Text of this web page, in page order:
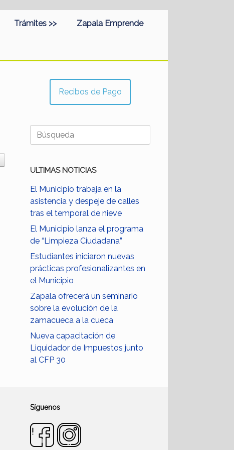
Trámites >> Zapala Emprende
Recibos de Pago
Buscar:
ULTIMAS NOTICIAS
El Municipio trabaja en la
asistencia y despeje de calles
tras el temporal de nieve
El Municipio lanza el programa
de “Limpieza Ciudadana”
Estudiantes iniciaron nuevas
prácticas profesionalizantes en
el Municipio
Zapala ofrecerá un seminario
sobre la evolución de la
zamacueca a la cueca
Nueva capacitación de
Liquidador de Impuestos junto
al CFP 30
Síguenos